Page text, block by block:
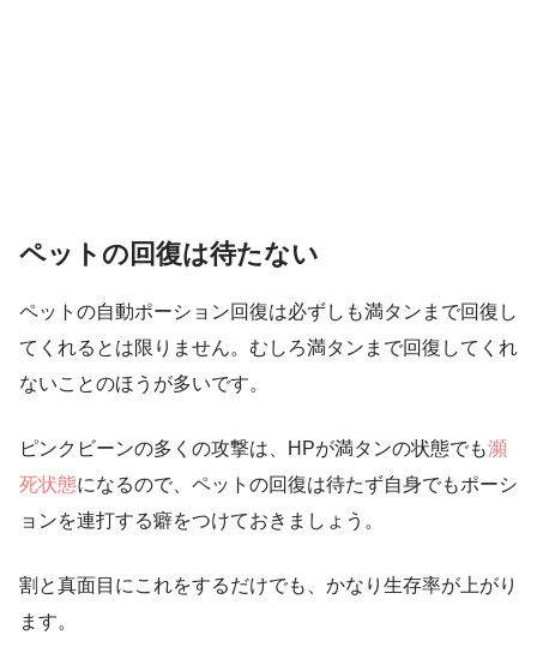
ペットの回復は待たない
ペットの自動ポーション回復は必ずしも満タンまで回復し
てくれるとは限りません。 むしろ満タンまで回復してくれ
ないことのほうが多いです。
ピンクビーンの多くの攻撃は、HPが満タンの状態でも瀕
死状態になるので、ペットの回復は待たず自身でもポーシ
ョンを連打する癖をつけておきましょう。
割と真面目にこれをするだけでも、 かなり生存率が上がり
ます。